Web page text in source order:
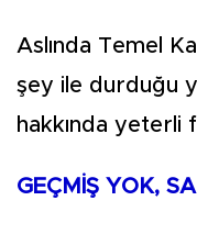
Aslında Temel
şey ile durduğu
hakkında yeterli
GEÇMİŞ YOK,